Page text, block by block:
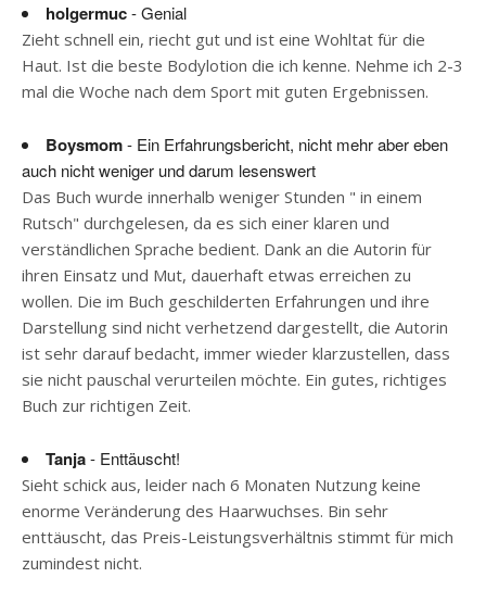
holgermuc- Genial
Zieht schnell ein, riecht gut und ist eine Wohltat für die
Haut. Ist die beste Bodylotion die ich kenne. Nehme ich 2-3
mal die Woche nach dem Sport mit guten Ergebnissen.
Boysmom- Ein Erfahrungsbericht, nicht mehr aber eben
auch nicht weniger und darum lesenswert
Das Buch wurde innerhalb weniger Stunden " in einem
Rutsch" durchgelesen, da es sich einer klaren und
verständlichen Sprache bedient. Dank an die Autorin für
ihren Einsatz und Mut, dauerhaft etwas erreichen zu
wollen. Die im Buch geschilderten Erfahrungen und ihre
Darstellung sind nicht verhetzend dargestellt, die Autorin
ist sehr darauf bedacht, immer wieder klarzustellen, dass
sie nicht pauschal verurteilen möchte. Ein gutes, richtiges
Buch zur richtigen Zeit.
Tanja- Enttäuscht!
Sieht schick aus, leider nach 6 Monaten Nutzung keine
enorme Veränderung des Haarwuchses. Bin sehr
enttäuscht, das Preis-Leistungsverhältnis stimmt für mich
zumindest nicht.